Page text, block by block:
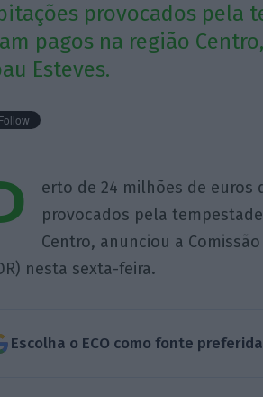
provocados pela
pagos na região
Esteves.
erto de 24 milhões de euros
provocados pela
Centro, anunciou a
nesta sexta-feira.
Escolha o ECO como fonte